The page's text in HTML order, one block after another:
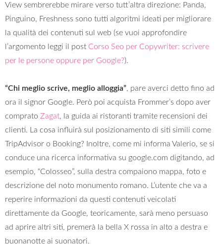
View sembrerebbe mirare verso tutt’altra direzione: Panda,
Pinguino, Freshness sono tutti algoritmi ideati per migliorare
la qualità dei contenuti sul web (se vuoi approfondire
l’argomento leggi il post Corso Seo per Copywriter: scrivere
per le persone oppure per Google?).
“Chi meglio scrive, meglio alloggia”, pare averci detto fino ad
ora il signor Google. Però poi acquista Frommer’s dopo aver
comprato Zagat, la guida ai ristoranti tramite recensioni dei
clienti. La cosa influirà sul posizionamento di siti simili come
TripAdvisor o Booking? Inoltre, come mi informa Valerio, se si
conduce una ricerca informativa su google.com digitando, ad
esempio, “Colosseo”, sulla destra compaiono mappa, foto e
descrizione del noto monumento romano. L’utente che va a
reperire informazioni da questi contenuti veicolati
direttamente da Google, teoricamente, sarà meno persuaso
ad aprire altri siti, premerà la bella X rossa in alto a destra e
buonanotte ai suonatori.